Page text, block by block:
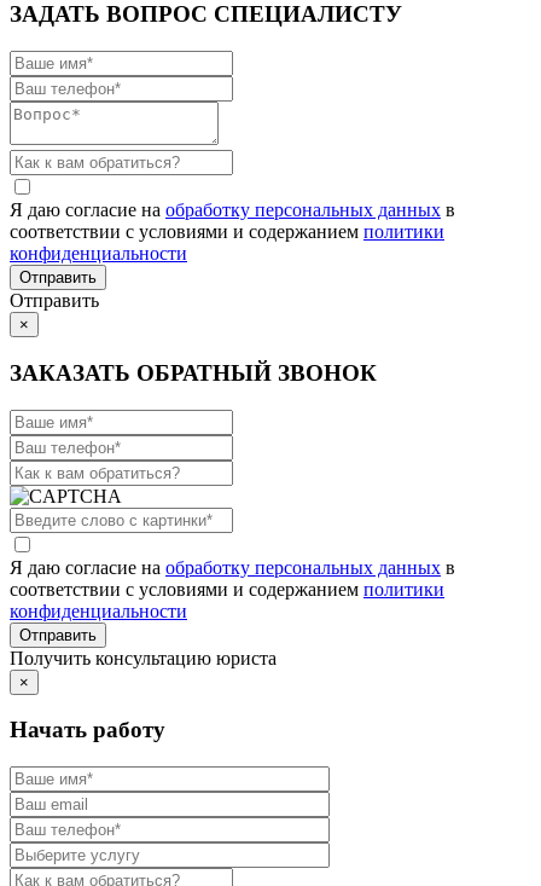
ЗАДАТЬ ВОПРОС СПЕЦИАЛИСТУ
Я даю согласие на обработку персональных данных в
соответствии с условиями и содержанием политики
конфиденциальности
Отправить
×
ЗАКАЗАТЬ ОБРАТНЫЙ ЗВОНОК
Я даю согласие на обработку персональных данных в
соответствии с условиями и содержанием политики
конфиденциальности
Получить консультацию юриста
×
Начать работу